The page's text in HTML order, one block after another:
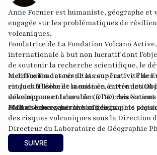
Anne Fornier est humaniste, géographe et
engagée sur les problématiques de
volcaniques.
Fondatrice de La Fondation Volcano
internationale à but non lucratif dont
de soutenir la recherche scientifique, le
la diffusion des résultats sur l'activité des
risques à l'échelle mondiale, l'atténuation
volcaniques et le soutien à
connaissances par le biais de projets
Membre fondateur de la coopérative The
est la diffusion et la mise en œuvre des
développement durable (ODD) des
PME et les organismes officiels.
Maîtrise de recherche en géographie
des risques volcaniques sous la Direction
Directeur du Laboratoire de Géographie
Université Jean-Moulin Lyon III et sous la
climatologue Marcel Leroux, directeur du
SUIVRE